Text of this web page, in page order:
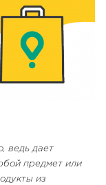
ведь дает
предмет или
из